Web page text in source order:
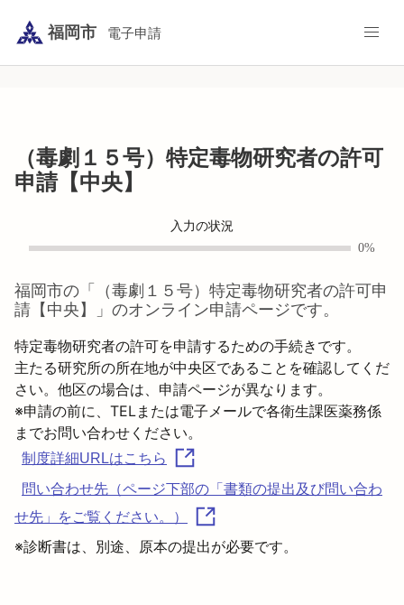
福岡市 電子申請
（毒劇１５号）特定毒物研究者の許可
申請【中央】
入力の状況
0%
福岡市の「
（毒劇１５号）特定毒物研究者の許可申
請【中央】
」のオンライン申請ページです。
特定毒物研究者の許可を申請するための手続きです。
主たる研究所の所在地が中央区であることを確認してくだ
さい。他区の場合は、申請ページが異なります。
※申請の前に、TELまたは電子メールで各衛生課医薬務係
制度詳細URLはこちら
問い合わせ先（ページ下部の「書類の提出及び問い合わ
せ先」をご覧ください。）
※診断書は、別途、原本の提出が必要です。